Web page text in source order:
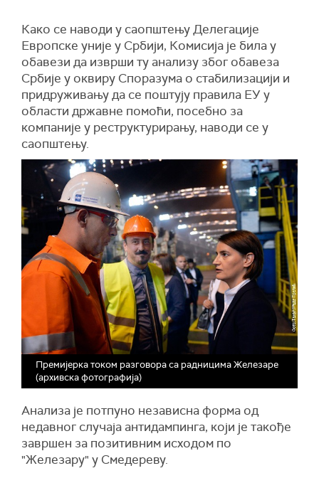
Како се наводи у саопштењу Делегације
Европске уније у Србији, Комисија је била у
обавези да изврши ту анализу због обавеза
Србије у оквиру Споразума о стабилизацији и
придруживању да се поштују правила ЕУ у
области државне помоћи, посебно за
компаније у реструктурирању, наводи се у
саопштењу.
Премијерка током разговора са радницима Железаре
(aрхивска фотографија)
Анализа је потпуно независна форма од
недавног случаја антидампинга, који је такође
завршен за позитивним исходом по
"Железару" у Смедереву.